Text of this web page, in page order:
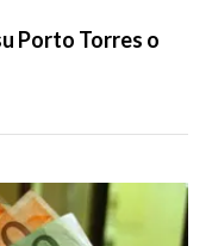
Porto Torres o